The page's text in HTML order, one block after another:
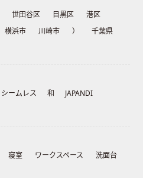
世田谷区 目黒区
港区
横浜市 川崎市 ）
千葉県
シームレス 和
JAPANDI
寝室 ワークスペース
洗面台